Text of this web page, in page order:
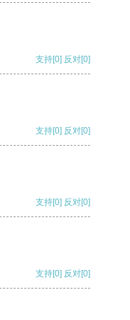
支持[0] 反对[0]
支持[0] 反对[0]
支持[0] 反对[0]
支持[0] 反对[0]